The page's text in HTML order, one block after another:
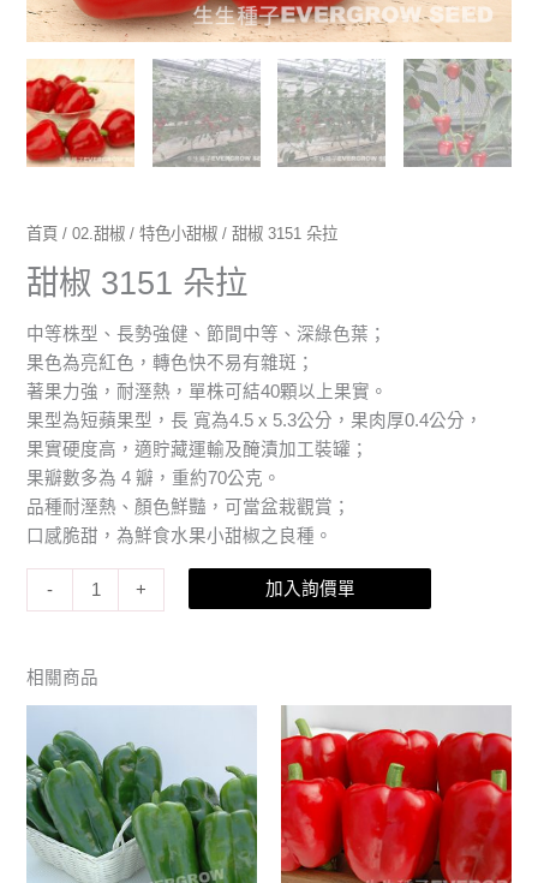
首頁 /02.甜椒 /特色小甜椒 / 甜椒 3151 朵拉
甜椒 3151 朵拉
中等株型、長勢強健、節間中等、深綠色葉；
果色為亮紅色，轉色快不易有雜斑；
著果力強，耐溼熱，單株可結40顆以上果實。
果型為短蘋果型，長 寬為4.5 x 5.3公分，果肉厚0.4公分，
果實硬度高，適貯藏運輸及醃漬加工裝罐；
果瓣數多為 4 瓣，重約70公克。
品種耐溼熱、顏色鮮豔，可當盆栽觀賞；
口感脆甜，為鮮食水果小甜椒之良種。
- + 加入詢價單
相關商品